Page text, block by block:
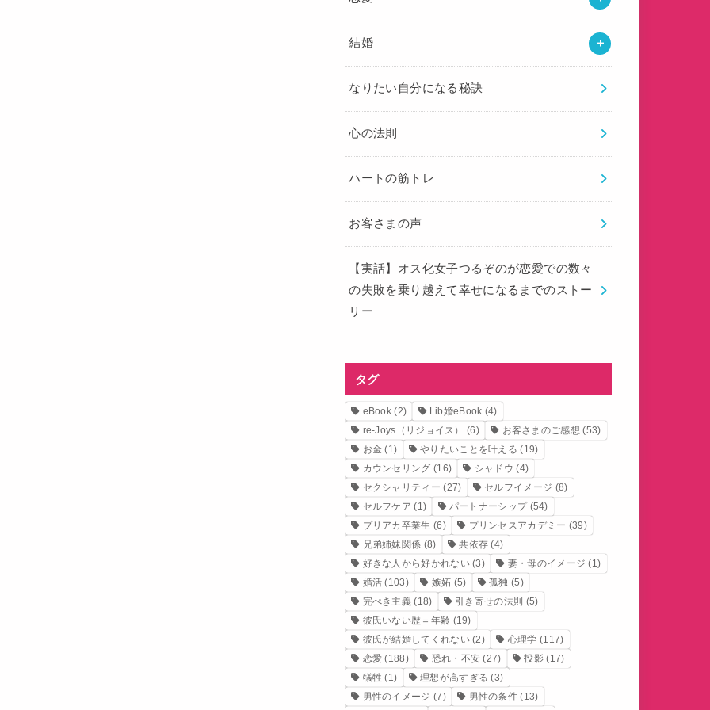
結婚
なりたい自分になる秘訣
心の法則
ハートの筋トレ
お客さまの声
【実話】オス化女子つるぞのが恋愛での数々
の失敗を乗り越えて幸せになるまでのストー
リー
タグ
eBook (2) Lib婚eBook (4)
re-Joys（リジョイス）
(6) お客さまのご感想 (53)
お金 (1) やりたいことを叶える (19)
カウンセリング (16) シャドウ (4)
セクシャリティー (27) セルフイメージ (8)
セルフケア (1) パートナーシップ(54)
プリアカ卒業生 (6) プリンセスアカデミー (39)
兄弟姉妹関係 (8) 共依存 (4)
好きな人から好かれない(3) 妻・母のイメージ (1)
婚活 (103) 嫉妬 (5) 孤独 (5)
完ぺき主義 (18) 引き寄せの法則 (5)
彼氏いない歴＝年齢 (19)
彼氏が結婚してくれない(2) 心理学 (117)
恋愛 (188) 恐れ・不安 (27) 投影(17)
犠牲 (1) 理想が高すぎる (3)
男性のイメージ (7) 男性の条件 (13)